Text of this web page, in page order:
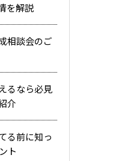
を解説
相談会のご
るなら必見
介
る前に知っ
ト